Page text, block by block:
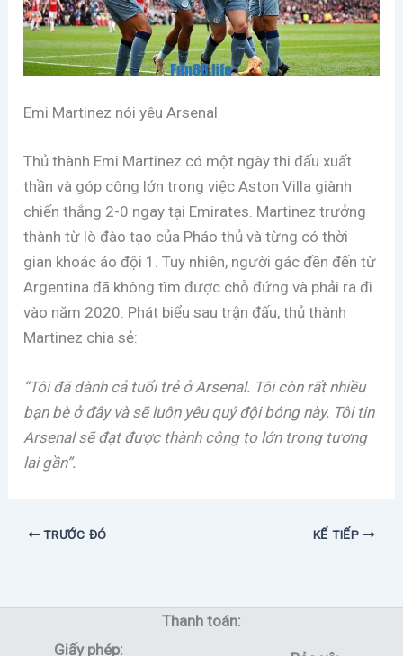
Emi Martinez nói yêu Arsenal
Thủ thành Emi Martinez có một ngày thi đấu xuất
thần và góp công lớn trong việc Aston Villa giành
chiến thắng 2-0 ngay tại Emirates. Martinez trưởng
thành từ lò đào tạo của Pháo thủ và từng có thời
gian khoác áo đội 1. Tuy nhiên, người gác đền đến từ
Argentina đã không tìm được chỗ đứng và phải ra đi
vào năm 2020. Phát biểu sau trận đấu, thủ thành
Martinez chia sẻ:
“Tôi đã dành cả tuổi trẻ ở Arsenal. Tôi còn rất nhiều
bạn bè ở đây và sẽ luôn yêu quý đội bóng này. Tôi tin
Arsenal sẽ đạt được thành công to lớn trong tương
lai gần”.
TRƯỚC ĐÓ KẾ TIẾP
Giấy phép:
Thanh toán: